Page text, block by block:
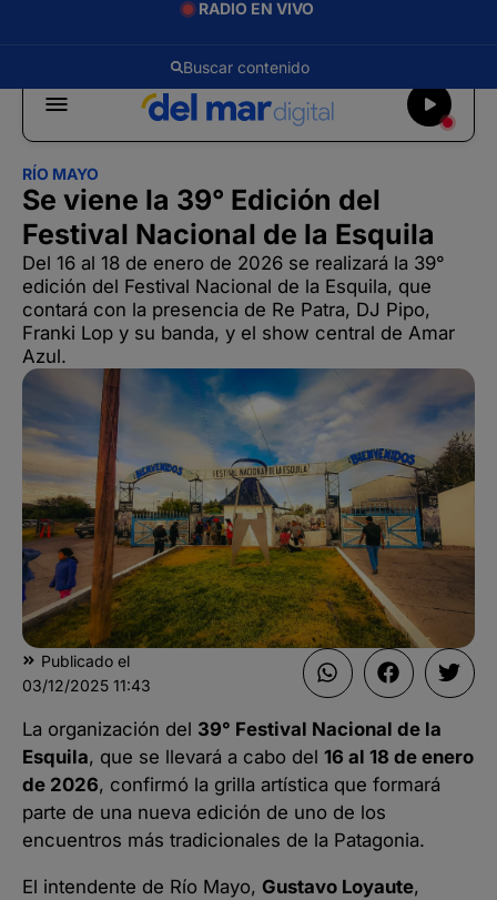
RADIO EN VIVO
RÍO MAYO
Se viene la 39° Edición del
Festival Nacional de la Esquila
Del 16 al 18 de enero de 2026 se realizará la 39°
edición del Festival Nacional de la Esquila, que
contará con la presencia de Re Patra, DJ Pipo,
Franki Lop y su banda, y el show central de Amar
Azul.
Publicado el
03/12/2025 11:43
La organización del 39° Festival Nacional de la
Esquila, que se llevará a cabo del 16 al 18 de enero
de 2026, confirmó la grilla artística que formará
parte de una nueva edición de uno de los
encuentros más tradicionales de la Patagonia.
El intendente de Río Mayo, Gustavo Loyaute,